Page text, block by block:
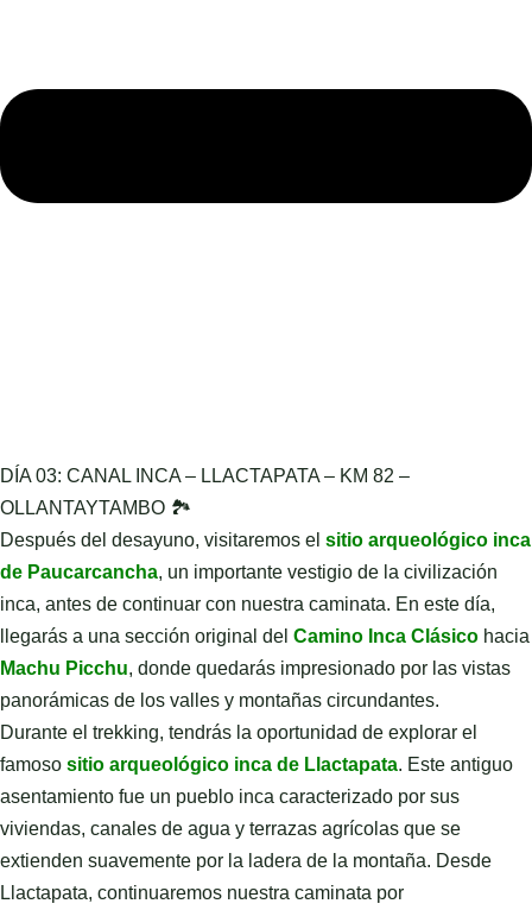
DÍA 03: CANAL INCA – LLACTAPATA – KM 82 –
OLLANTAYTAMBO 🏞️
Después del desayuno, visitaremos el sitio arqueológico inca
de Paucarcancha, un importante vestigio de la civilización
inca, antes de continuar con nuestra caminata. En este día,
llegarás a una sección original del Camino Inca Clásico hacia
Machu Picchu, donde quedarás impresionado por las vistas
panorámicas de los valles y montañas circundantes.
Durante el trekking, tendrás la oportunidad de explorar el
famoso sitio arqueológico inca de Llactapata. Este antiguo
asentamiento fue un pueblo inca caracterizado por sus
viviendas, canales de agua y terrazas agrícolas que se
extienden suavemente por la ladera de la montaña. Desde
Llactapata, continuaremos nuestra caminata por